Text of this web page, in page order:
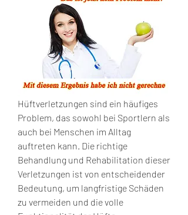
Hüftverletzungen sind ein häufiges
Problem, das sowohl bei Sportlern als
auch bei Menschen im Alltag
auftreten kann. Die richtige
Behandlung und Rehabilitation dieser
Verletzungen ist von entscheidender
Bedeutung, um langfristige Schäden
zu vermeiden und die volle